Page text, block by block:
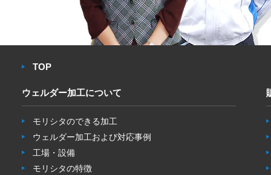
TOP
ウェルダー加工について
モリシタのできる加工
ウェルダー加工および対応事例
工場・設備
モリシタの特徴